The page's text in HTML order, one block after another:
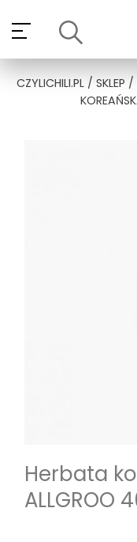
content
CZYLICHILI.PL/ SKLEP /
Herbata
ALLGROO